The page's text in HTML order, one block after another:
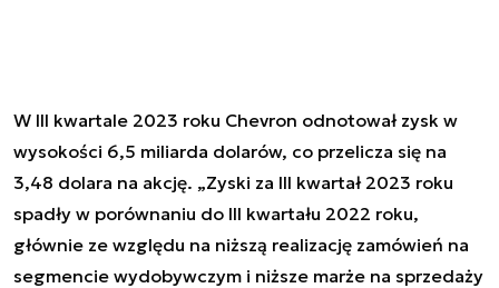
W III kwartale 2023 roku Chevron odnotował zysk w
wysokości 6,5 miliarda dolarów, co przelicza się na
3,48 dolara na akcję. „Zyski za III kwartał 2023 roku
spadły w porównaniu do III kwartału 2022 roku,
głównie ze względu na niższą realizację zamówień na
segmencie wydobywczym i niższe marże na sprzedaży